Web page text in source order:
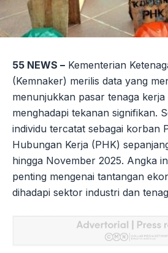
55 NEWS – Kementerian
(Kemnaker) merilis data yang
menunjukkan pasar tenaga kerja
menghadapi tekanan signifikan.
individu tercatat sebagai korban
Hubungan Kerja (PHK)
hingga November 2025. Angka
penting mengenai tantangan
dihadapi sektor industri dan